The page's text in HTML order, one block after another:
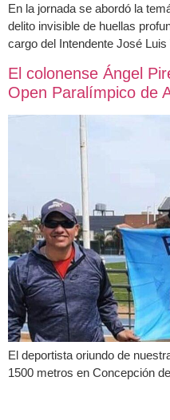
En la jornada se abordó la
delito invisible de huellas
cargo del Intendente José Luis
El colonense Ángel
Open Paralímpico de
El deportista oriundo de
1500 metros en Concepción